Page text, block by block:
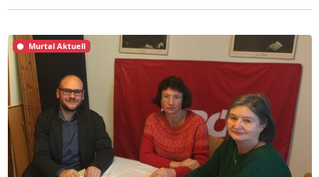
Murtal Aktuell